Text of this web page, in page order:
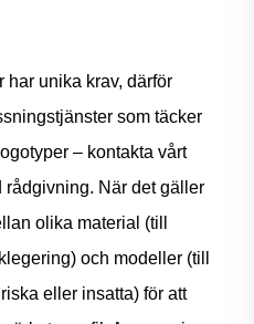
har unika krav, därför
som täcker
– kontakta vårt
rådgivning. När det gäller
olika material (till
och modeller (till
eller insatta) för att